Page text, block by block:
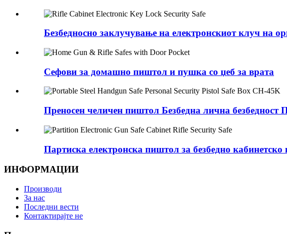
Безбедносно заклучување на електронскиот клуч на
Сефови за домашно пиштол и пушка со џеб за врата
Преносен челичен пиштол Безбедна лична безбедност
Партиска електронска пиштол за безбедно кабинетско
ИНФОРМАЦИИ
Производи
За нас
Последни вести
Контактирајте не